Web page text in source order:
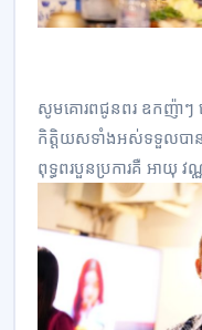
សូមគោរពជូនពរ ឧកញ៉ាៗ
កិត្តិយសទាំងអស់ទទួលបាន
ពុទ្ធពរបួនប្រការគឺ អាយុ